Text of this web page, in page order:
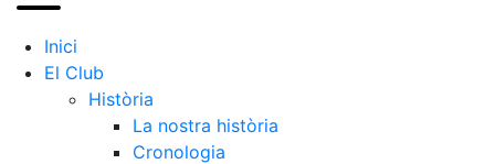
Inici
El Club
Història
La nostra història
Cronologia